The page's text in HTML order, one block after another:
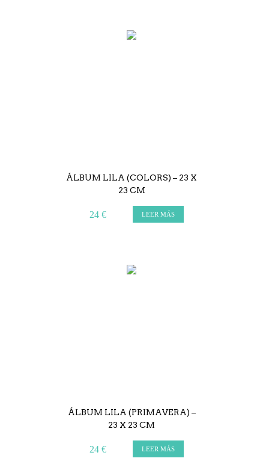
ÁLBUM LILA (COLORS) – 23 X
23 CM
24 € LEER MÁS
ÁLBUM LILA (PRIMAVERA) –
23 X 23 CM
24 € LEER MÁS